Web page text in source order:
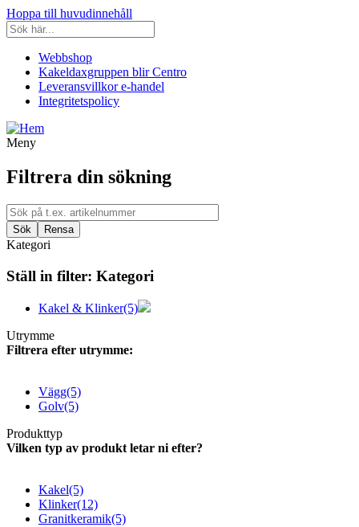
Hoppa till huvudinnehåll
Webbshop
Kakeldaxgruppen blir Centro
Leveransvillkor e-handel
Integritetspolicy
Meny
Filtrera din sökning
Kategori
Ställ in filter: Kategori
Kakel & Klinker(5)
Utrymme
Filtrera efter utrymme:
Vägg(5)
Golv(5)
Produkttyp
Vilken typ av produkt letar ni efter?
Kakel(5)
Klinker(12)
Granitkeramik(5)